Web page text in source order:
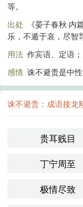
等。
出处
《晏子春秋·
乐，不遁于哀，尽智
用法 作宾语、定语；
感情 诛不避贵是中性
诛不避贵：成语接龙
贵耳贱目
丁宁周至
极情尽致